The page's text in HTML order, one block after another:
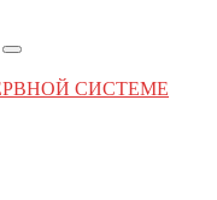
СИСТЕМЕ